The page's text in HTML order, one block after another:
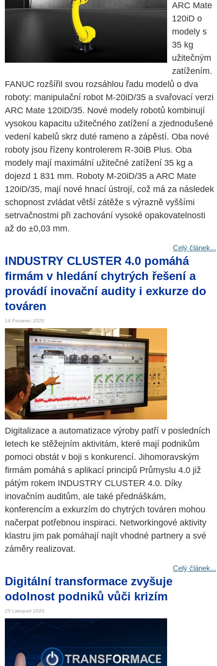
ARC Mate
120iD o
modely s
35 kg
užitečným
zatížením.
FANUC rozšířil svou rozsáhlou řadu modelů o dva
roboty: manipulační robot M-20iD/35 a svařovací verzi
ARC Mate 120iD/35. Nové modely robotů kombinují
vysokou kapacitu užitečného zatížení a zjednodušené
vedení kabelů skrz duté rameno a zápěstí. Oba nové
roboty jsou řízeny kontrolerem R-30iB Plus. Oba
modely mají maximální užitečné zatížení 35 kg a
dojezd 1 831 mm. Roboty M-20iD/35 a ARC Mate
120iD/35, mají nové hnací ústrojí, což má za následek
schopnost zvládat větší zátěže s výrazně vyššími
setrvačnostmi při zachování vysoké opakovatelnosti
až do ±0,03 mm.
Celý článek...
INDUSTRY CLUSTER 4.0 pomáhá
firmám v hledání chytrých řešení a
provádí inovační audity i exkurze do
továren
14 Prosinec 2020
Digitalizace a automatizace výroby patří v posledních
letech ke stěžejním aktivitám, které mají podnikům
pomoci obstát v boji s konkurencí. Jihomoravským
firmám pomáhá s aplikací principů Průmyslu 4.0 již
pátým rokem INDUSTRY CLUSTER 4.0. Díky
inovačním auditům, ale také přednáškám,
konferencím a exkurzím do chytrých továren mohou
načerpat potřebnou inspiraci. Networkingové aktivity
klastru jim pak pomáhají najít vhodné partnery a své
záměry realizovat.
Celý článek...
Digitální transformace zvyšuje
odolnost podniků vůči krizím
25 Listopad 2020